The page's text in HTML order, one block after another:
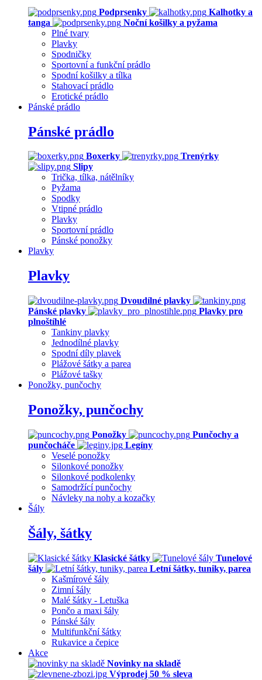
Podprsenky
Kalhotky a
tanga
Noční košilky a pyžama
Plné tvary
Plavky
Spodničky
Sportovní a funkční prádlo
Spodní košilky a tílka
Stahovací prádlo
Erotické prádlo
Pánské prádlo
Pánské prádlo
Boxerky
Trenýrky
Slipy
Trička, tílka, nátělníky
Pyžama
Spodky
Vtipné prádlo
Plavky
Sportovní prádlo
Pánské ponožky
Plavky
Plavky
Dvoudílné plavky
Pánské plavky
Plavky pro
plnoštíhlé
Tankiny plavky
Jednodílné plavky
Spodní díly plavek
Plážové šátky a parea
Plážové tašky
Ponožky, punčochy
Ponožky, punčochy
Ponožky
Punčochy a
punčocháče
Legíny
Veselé ponožky
Silonkové ponožky
Silonkové podkolenky
Samodržící punčochy
Návleky na nohy a kozačky
Šály
Šály, šátky
Klasické šátky
Tunelové
šály
Letní šátky, tuniky, parea
Kašmírové šály
Zimní šály
Malé šátky - Letuška
Pončo a maxi šály
Pánské šály
Multifunkční šátky
Rukavice a čepice
Akce
Novinky na skladě
Výprodej 50 % sleva